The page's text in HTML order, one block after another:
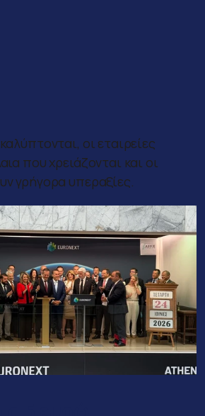
οι εταιρείες
που χρειάζονται και οι
γρήγορα υπεραξίες.